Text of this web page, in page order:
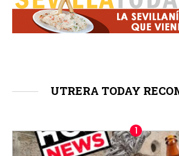
UTRERA TODAY